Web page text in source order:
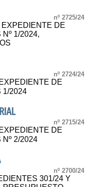
nº 2725/24
DE
1/2024,
nº 2724/24
DE
1/2024
nº 2715/24
DE
2/2024
nº 2700/24
301/24 Y